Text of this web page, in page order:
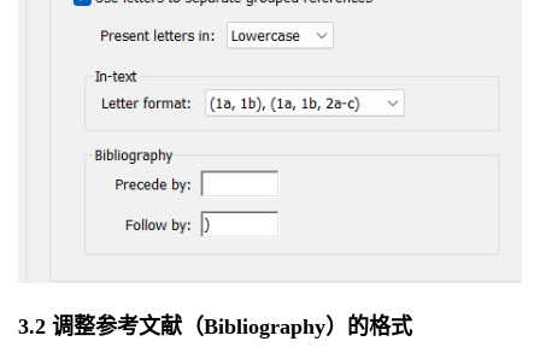
3.2 调整参考文献（Bibliography）的格式